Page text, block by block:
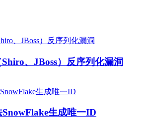
、JBoss）反序列化漏洞
生成唯一ID